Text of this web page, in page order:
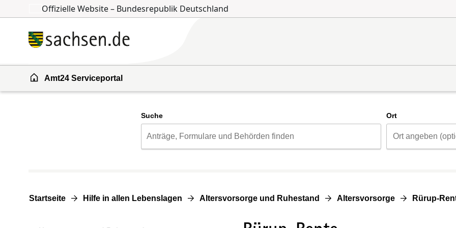
Zum Inhalt springen
Zur Suche springen
Offizielle Website – Bundesrepublik Deutschland
Amt24 Serviceportal
Suche Ort
Startseite Hilfe in allen Lebenslagen Altersvorsorge und Ruhestand Altersvorsorge Rürup-